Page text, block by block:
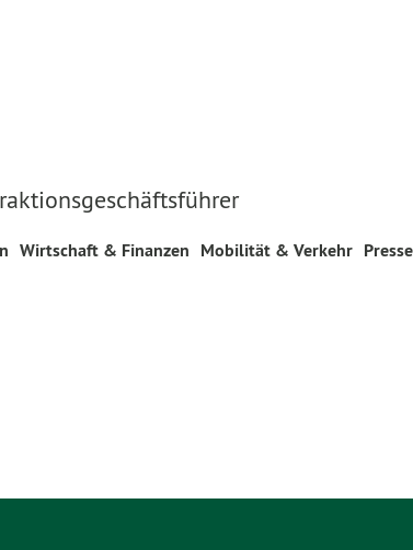
Wirtschaft & Finanzen Mobilität & Verkehr